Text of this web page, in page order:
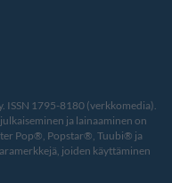
ISSN 1795-8180 (verkkomedia).
ja lainaaminen on
Pop®, Popstar®, Tuubi® ja
joiden käyttäminen